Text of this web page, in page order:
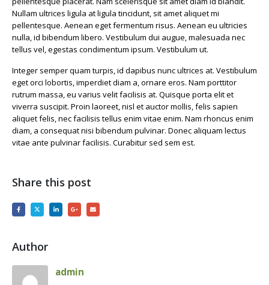
Nullam ultrices ligula at ligula tincidunt, sit amet aliquet mi
pellentesque. Aenean eget fermentum risus. Aenean eu ultricies
nulla, id bibendum libero. Vestibulum dui augue, malesuada nec
tellus vel, egestas condimentum ipsum. Vestibulum ut.
Integer semper quam turpis, id dapibus nunc ultrices at. Vestibulum
eget orci lobortis, imperdiet diam a, ornare eros. Nam porttitor
rutrum massa, eu varius velit facilisis at. Quisque porta elit et
viverra suscipit. Proin laoreet, nisl et auctor mollis, felis sapien
aliquet felis, nec facilisis tellus enim vitae enim. Nam rhoncus enim
diam, a consequat nisi bibendum pulvinar. Donec aliquam lectus
vitae ante pulvinar facilisis. Curabitur sed sem est.
Share this post
Author
admin